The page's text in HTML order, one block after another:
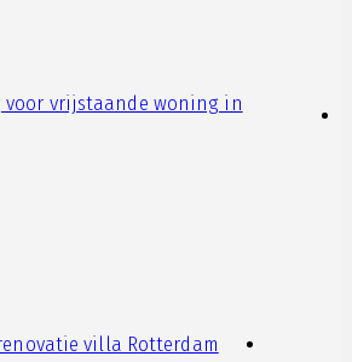
vrijstaande woning in
villa Rotterdam